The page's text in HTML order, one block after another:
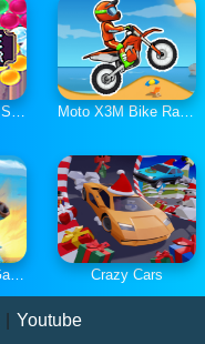
Arkadium Bubble Shooter Moto X3M Bike Race Game
Top War: Battle Game Crazy Cars
Youtube